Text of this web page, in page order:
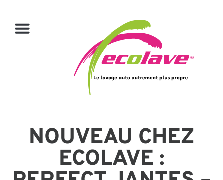
NOUVEAU CHEZ
ECOLAVE :